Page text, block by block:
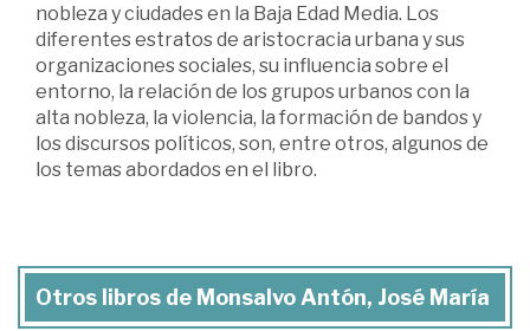
nobleza y ciudades en la Baja Edad Media. Los
diferentes estratos de aristocracia urbana y sus
organizaciones sociales, su influencia sobre el
entorno, la relación de los grupos urbanos con la
alta nobleza, la violencia, la formación de bandos y
los discursos políticos, son, entre otros, algunos de
los temas abordados en el libro.
Otros libros de Monsalvo Antón, José María